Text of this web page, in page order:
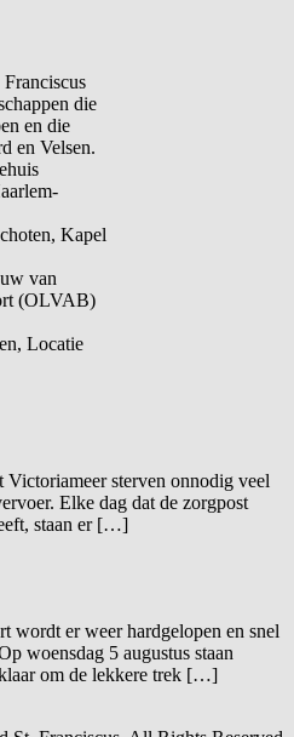
die
en die
en Velsen.
Kapel
van
(OLVAB)
Locatie
Victoriameer sterven onnodig veel
Elke dag dat de zorgpost
staan er […]
wordt er weer hardgelopen en snel
woensdag 5 augustus staan
om de lekkere trek […]